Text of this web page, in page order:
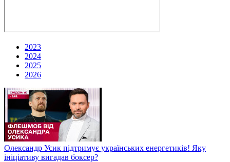
2023
2024
2025
2026
Олександр Усик підтримує українських енергетиків! Яку
ініціативу вигадав боксер?